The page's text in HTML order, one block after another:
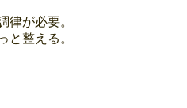
が必要。
整える。